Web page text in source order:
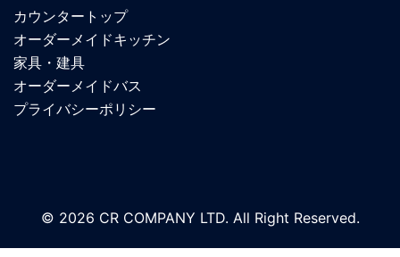
カウンタートップ
オーダーメイドキッチン
家具・建具
オーダーメイドバス
プライバシーポリシー
© 2026 CR COMPANY LTD. All Right Reserved.